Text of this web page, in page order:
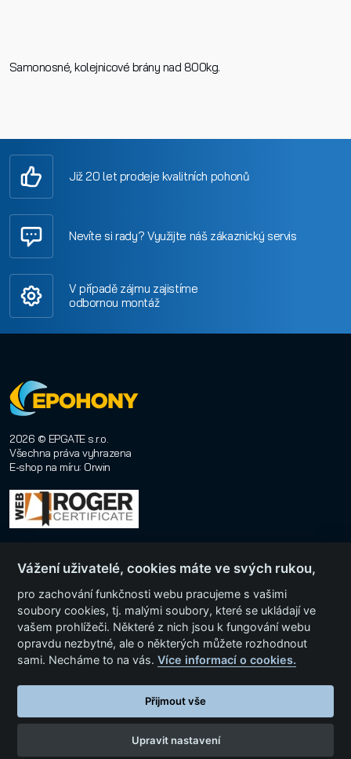
Samonosné, kolejnicové brány nad 800kg.
Již 20 let prodeje kvalitních pohonů
Nevíte si rady? Využijte náš zákaznický servis
V případě zájmu zajistíme
odbornou montáž
2026 © EPGATE s.r.o.
Všechna práva vyhrazena
E-shop na míru: Orwin
Menu
Kategorie produktů
Vážení uživatelé, cookies máte ve svých rukou,
pro zachování funkčnosti webu pracujeme s vašimi
soubory cookies, tj. malými soubory, které se ukládají ve
vašem prohlížeči. Některé z nich jsou k fungování webu
opravdu nezbytné, ale o některých můžete rozhodnout
sami. Necháme to na vás.Více informací o cookies.
Přijmout vše
Upravit nastavení